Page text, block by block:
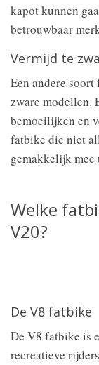
kapot kunnen
betrouwbaar
Vermijd te
Een andere
zware modellen.
bemoeilijken en
fatbike die niet
gemakkelijk
Welke
V20?
De V8 fatbike
De V8 fatbike is
recreatieve